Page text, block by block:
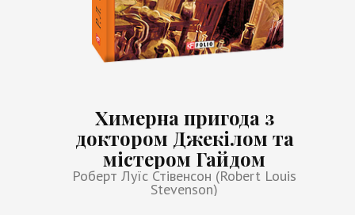
Химерна пригода з
доктором Джекілом та
містером Гайдом
Роберт Луїс Стівенсон (Robert Louis
Stevenson)